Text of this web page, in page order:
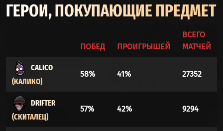
ГЕРОИ, ПОКУПАЮЩИЕ ПРЕДМЕТ
ПОБЕД ПРОИГРЫШЕЙ
ВСЕГО
МАТЧЕЙ
CALICO
(КАЛИКО)
58% 41% 27352
DRIFTER
(СКИТАЛЕЦ)
57% 42% 9294